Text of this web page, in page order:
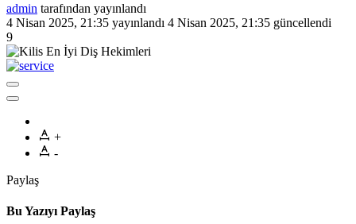
admin tarafından yayınlandı
4 Nisan 2025, 21:35 yayınlandı 4 Nisan 2025, 21:35 güncellendi
9
+
-
Paylaş
Bu Yazıyı Paylaş